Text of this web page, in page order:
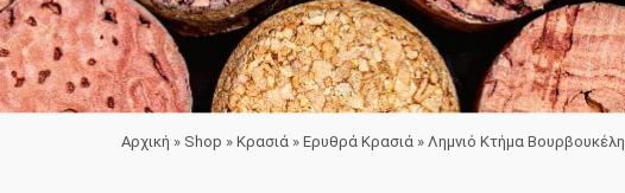
Αρχική » Shop » Κρασιά » Ερυθρά Κρασιά » Λημνιό Κτήμα Βουρβουκέλη